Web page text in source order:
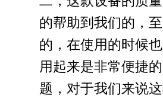
的帮助到我们的，
的，在使用的时候
用起来是非常便捷
题，对于我们来说